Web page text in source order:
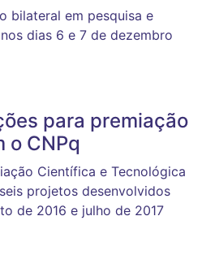
bilateral em pesquisa e
dias 6 e 7 de dezembro
para premiação
o CNPq
Científica e Tecnológica
projetos desenvolvidos
de 2016 e julho de 2017